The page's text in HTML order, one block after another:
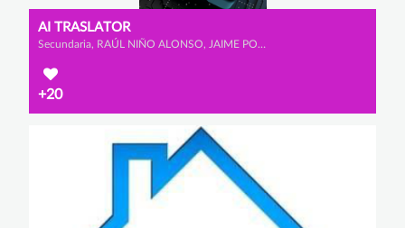
AI TRASLATOR
Secundaria, RAÚL NIÑO ALONSO, JAIME POMBO CARAMÉ y TEO SENFTLEBEN
+20